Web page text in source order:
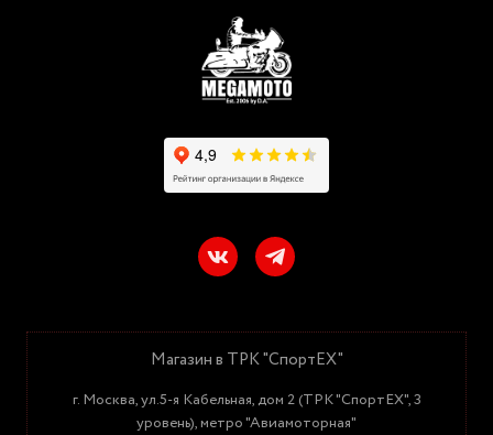
Магазин в ТРК "СпортЕХ"
г. Москва, ул.5-я Кабельная, дом 2 (ТРК "СпортЕХ", 3
уровень), метро "Авиамоторная"